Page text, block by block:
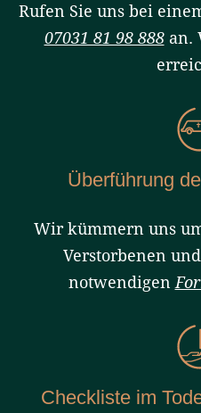
Rufen Sie uns bei
07031 81 98 888an.
Überführung
Wir kümmern uns
Verstorbenen
notwendigen
Checkliste im